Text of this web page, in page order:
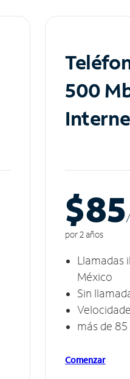
500
$85
por 2 años
Llamadas
México
Sin
más de
Comenzar